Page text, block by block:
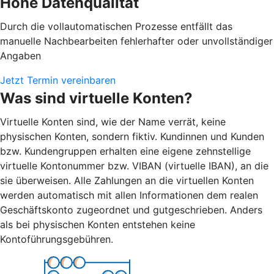
Durch die vollautomatischen Prozesse entfällt das
manuelle Nachbearbeiten fehlerhafter oder unvollständiger
Angaben
Jetzt Termin vereinbaren
Was sind virtuelle Konten?
Virtuelle Konten sind, wie der Name verrät, keine
physischen Konten, sondern fiktiv. Kundinnen und Kunden
bzw. Kundengruppen erhalten eine eigene zehnstellige
virtuelle Kontonummer bzw. VIBAN (virtuelle IBAN), an die
sie überweisen. Alle Zahlungen an die virtuellen Konten
werden automatisch mit allen Informationen dem realen
Geschäftskonto zugeordnet und gutgeschrieben. Anders
als bei physischen Konten entstehen keine
Kontoführungsgebühren.